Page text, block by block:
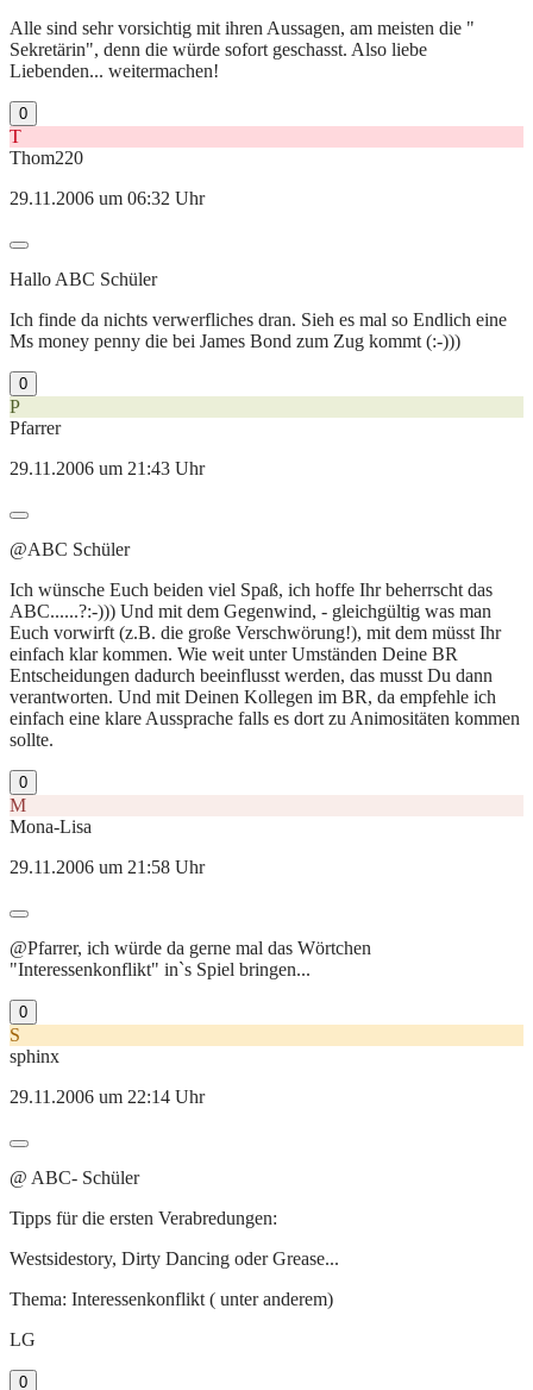
Alle sind sehr vorsichtig mit ihren Aussagen, am meisten die "
Sekretärin", denn die würde sofort geschasst. Also liebe
Liebenden... weitermachen!
0
T
Thom220
29.11.2006 um 06:32 Uhr
Hallo ABC Schüler
Ich finde da nichts verwerfliches dran. Sieh es mal so Endlich eine
Ms money penny die bei James Bond zum Zug kommt (:-)))
0
P
Pfarrer
29.11.2006 um 21:43 Uhr
@ABC Schüler
Ich wünsche Euch beiden viel Spaß, ich hoffe Ihr beherrscht das
ABC......?:-))) Und mit dem Gegenwind, - gleichgültig was man
Euch vorwirft (z.B. die große Verschwörung!), mit dem müsst Ihr
einfach klar kommen. Wie weit unter Umständen Deine BR
Entscheidungen dadurch beeinflusst werden, das musst Du dann
verantworten. Und mit Deinen Kollegen im BR, da empfehle ich
einfach eine klare Aussprache falls es dort zu Animositäten kommen
sollte.
0
M
Mona-Lisa
29.11.2006 um 21:58 Uhr
@Pfarrer, ich würde da gerne mal das Wörtchen
"Interessenkonflikt" in`s Spiel bringen...
0
S
sphinx
29.11.2006 um 22:14 Uhr
@ ABC- Schüler
Tipps für die ersten Verabredungen:
Westsidestory, Dirty Dancing oder Grease...
Thema: Interessenkonflikt ( unter anderem)
LG
0